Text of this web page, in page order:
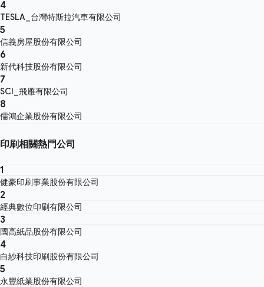
4
TESLA_台灣特斯拉汽車有限公司
5
信義房屋股份有限公司
6
新代科技股份有限公司
7
SCI_飛雁有限公司
8
儒鴻企業股份有限公司
印刷相關熱門公司
1
健豪印刷事業股份有限公司
2
經典數位印刷有限公司
3
國高紙品股份有限公司
4
白紗科技印刷股份有限公司
5
永豐紙業股份有限公司